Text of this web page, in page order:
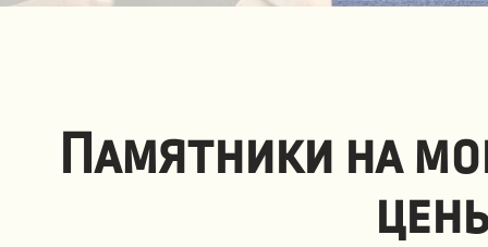
Памятники на